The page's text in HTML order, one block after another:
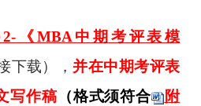
《MBA中期考评表模
下载）， 并在中期考评表
写作稿 （格式须符合
附